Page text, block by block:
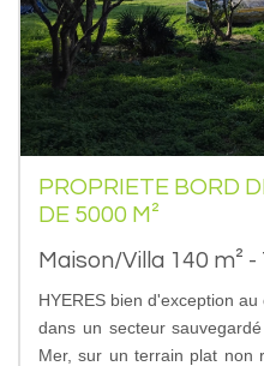
PROPRIETE BORD
DE 5000 M²
Maison/Villa 140 m²
HYERES bien d'exception
dans un secteur
Mer, sur un terrain plat non